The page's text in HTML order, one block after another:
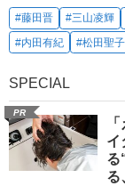
#藤田晋 #三山凌輝
#内田有紀
#松田聖子
SPECIAL
PR
イ
る
る